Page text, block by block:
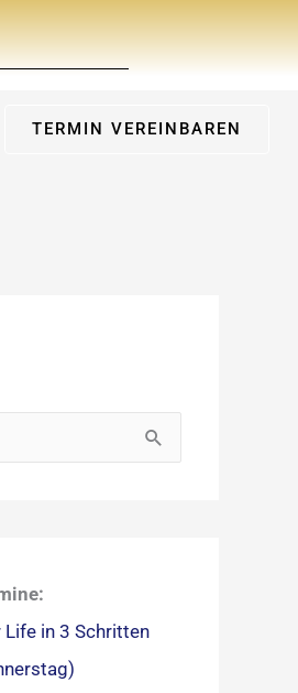
TERMIN VEREINBAREN
Life in 3 Schritten